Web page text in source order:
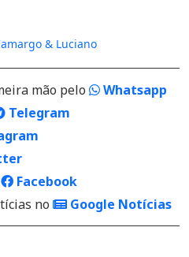
& Luciano
mão pelo
Whatsapp
Telegram
Facebook
no
Google Notícias